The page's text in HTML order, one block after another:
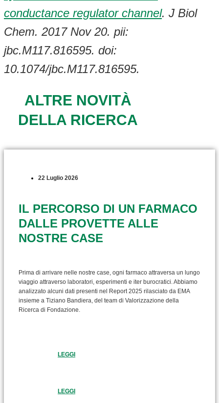
conductance regulator channel. J Biol
Chem. 2017 Nov 20. pii:
jbc.M117.816595. doi:
10.1074/jbc.M117.816595.
ALTRE NOVITÀ
DELLA RICERCA
22 Luglio 2026
IL PERCORSO DI UN FARMACO
DALLE PROVETTE ALLE
NOSTRE CASE
Prima di arrivare nelle nostre case, ogni farmaco attraversa un lungo
viaggio attraverso laboratori, esperimenti e iter burocratici. Abbiamo
analizzato alcuni dati presenti nel Report 2025 rilasciato da EMA
insieme a Tiziano Bandiera, del team di Valorizzazione della
Ricerca di Fondazione.
LEGGI
LEGGI